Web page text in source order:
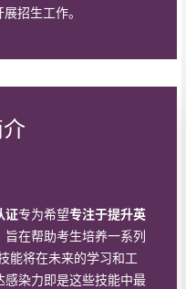
招生工作。
证专为希望专注于提升英
旨在帮助考生培养一系列
能将在未来的学习和工
染力即是这些技能中最